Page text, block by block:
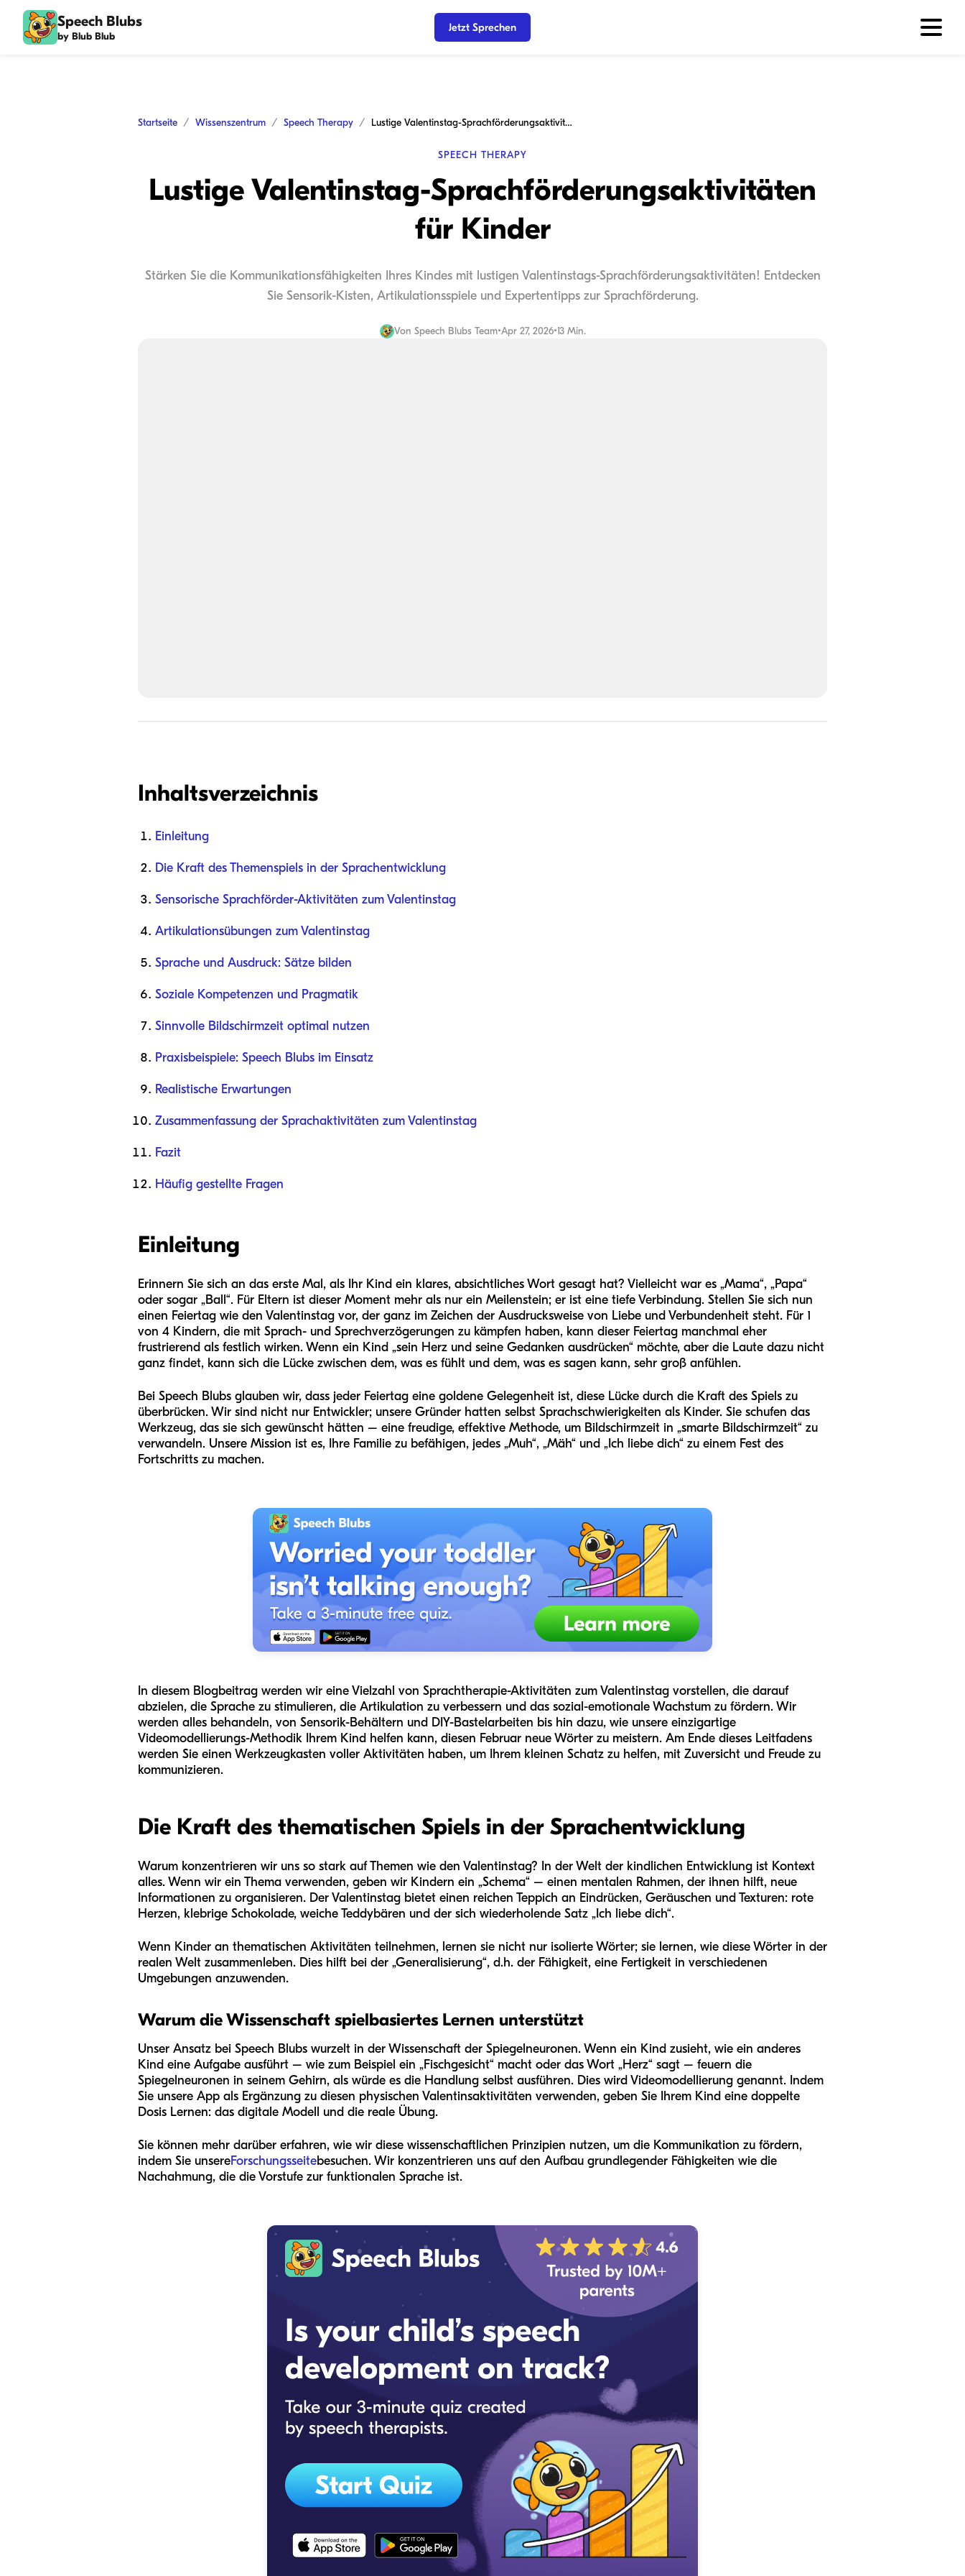
Speech Blubs
by Blub Blub
Jetzt Sprechen
Startseite Wissenszentrum Speech Therapy Lustige Valentinstag-Sprachförderungsaktivitäten für Kinder
SPEECH THERAPY
Lustige Valentinstag-Sprachförderungsaktivitäten
für Kinder
Stärken Sie die Kommunikationsfähigkeiten Ihres Kindes mit lustigen Valentinstags-Sprachförderungsaktivitäten! Entdecken
Sie Sensorik-Kisten, Artikulationsspiele und Expertentipps zur Sprachförderung.
Von Speech Blubs Team•Apr 27, 2026•13 Min.
Inhaltsverzeichnis
Einleitung
Die Kraft des Themenspiels in der Sprachentwicklung
Sensorische Sprachförder-Aktivitäten zum Valentinstag
Artikulationsübungen zum Valentinstag
Sprache und Ausdruck: Sätze bilden
Soziale Kompetenzen und Pragmatik
Sinnvolle Bildschirmzeit optimal nutzen
Praxisbeispiele: Speech Blubs im Einsatz
Realistische Erwartungen
Zusammenfassung der Sprachaktivitäten zum Valentinstag
Fazit
Häufig gestellte Fragen
Einleitung
Erinnern Sie sich an das erste Mal, als Ihr Kind ein klares, absichtliches Wort gesagt hat? Vielleicht war es „Mama“, „Papa“
oder sogar „Ball“. Für Eltern ist dieser Moment mehr als nur ein Meilenstein; er ist eine tiefe Verbindung. Stellen Sie sich nun
einen Feiertag wie den Valentinstag vor, der ganz im Zeichen der Ausdrucksweise von Liebe und Verbundenheit steht. Für 1
von 4 Kindern, die mit Sprach- und Sprechverzögerungen zu kämpfen haben, kann dieser Feiertag manchmal eher
frustrierend als festlich wirken. Wenn ein Kind „sein Herz und seine Gedanken ausdrücken“ möchte, aber die Laute dazu nicht
ganz findet, kann sich die Lücke zwischen dem, was es fühlt und dem, was es sagen kann, sehr groß anfühlen.
Bei Speech Blubs glauben wir, dass jeder Feiertag eine goldene Gelegenheit ist, diese Lücke durch die Kraft des Spiels zu
überbrücken. Wir sind nicht nur Entwickler; unsere Gründer hatten selbst Sprachschwierigkeiten als Kinder. Sie schufen das
Werkzeug, das sie sich gewünscht hätten – eine freudige, effektive Methode, um Bildschirmzeit in „smarte Bildschirmzeit“ zu
verwandeln. Unsere Mission ist es, Ihre Familie zu befähigen, jedes „Muh“, „Mäh“ und „Ich liebe dich“ zu einem Fest des
Fortschritts zu machen.
In diesem Blogbeitrag werden wir eine Vielzahl von Sprachtherapie-Aktivitäten zum Valentinstag vorstellen, die darauf
abzielen, die Sprache zu stimulieren, die Artikulation zu verbessern und das sozial-emotionale Wachstum zu fördern. Wir
werden alles behandeln, von Sensorik-Behältern und DIY-Bastelarbeiten bis hin dazu, wie unsere einzigartige
Videomodellierungs-Methodik Ihrem Kind helfen kann, diesen Februar neue Wörter zu meistern. Am Ende dieses Leitfadens
werden Sie einen Werkzeugkasten voller Aktivitäten haben, um Ihrem kleinen Schatz zu helfen, mit Zuversicht und Freude zu
kommunizieren.
Die Kraft des thematischen Spiels in der Sprachentwicklung
Warum konzentrieren wir uns so stark auf Themen wie den Valentinstag? In der Welt der kindlichen Entwicklung ist Kontext
alles. Wenn wir ein Thema verwenden, geben wir Kindern ein „Schema“ – einen mentalen Rahmen, der ihnen hilft, neue
Informationen zu organisieren. Der Valentinstag bietet einen reichen Teppich an Eindrücken, Geräuschen und Texturen: rote
Herzen, klebrige Schokolade, weiche Teddybären und der sich wiederholende Satz „Ich liebe dich“.
Wenn Kinder an thematischen Aktivitäten teilnehmen, lernen sie nicht nur isolierte Wörter; sie lernen, wie diese Wörter in der
realen Welt zusammenleben. Dies hilft bei der „Generalisierung“, d.h. der Fähigkeit, eine Fertigkeit in verschiedenen
Umgebungen anzuwenden.
Warum die Wissenschaft spielbasiertes Lernen unterstützt
Unser Ansatz bei Speech Blubs wurzelt in der Wissenschaft der Spiegelneuronen. Wenn ein Kind zusieht, wie ein anderes
Kind eine Aufgabe ausführt – wie zum Beispiel ein „Fischgesicht“ macht oder das Wort „Herz“ sagt – feuern die
Spiegelneuronen in seinem Gehirn, als würde es die Handlung selbst ausführen. Dies wird Videomodellierung genannt. Indem
Sie unsere App als Ergänzung zu diesen physischen Valentinsaktivitäten verwenden, geben Sie Ihrem Kind eine doppelte
Dosis Lernen: das digitale Modell und die reale Übung.
Sie können mehr darüber erfahren, wie wir diese wissenschaftlichen Prinzipien nutzen, um die Kommunikation zu fördern,
indem Sie unsereForschungsseitebesuchen. Wir konzentrieren uns auf den Aufbau grundlegender Fähigkeiten wie die
Nachahmung, die die Vorstufe zur funktionalen Sprache ist.